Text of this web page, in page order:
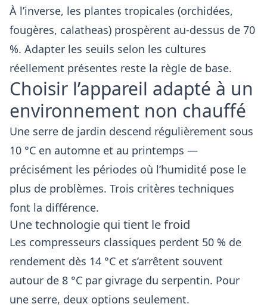
À l’inverse, les plantes tropicales (orchidées,
fougères, calatheas) prospèrent au-dessus de 70
%. Adapter les seuils selon les cultures
réellement présentes reste la règle de base.
Choisir l’appareil adapté à un
environnement non chauffé
Une serre de jardin descend régulièrement sous
10 °C en automne et au printemps —
précisément les périodes où l’humidité pose le
plus de problèmes. Trois critères techniques
font la différence.
Une technologie qui tient le froid
Les compresseurs classiques perdent 50 % de
rendement dès 14 °C et s’arrêtent souvent
autour de 8 °C par givrage du serpentin. Pour
une serre, deux options seulement.